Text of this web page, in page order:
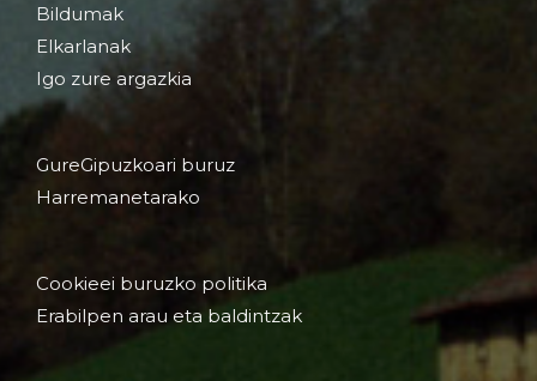
Bildumak
Elkarlanak
Igo zure argazkia
GureGipuzkoari buruz
Harremanetarako
Cookieei buruzko politika
Erabilpen arau eta baldintzak